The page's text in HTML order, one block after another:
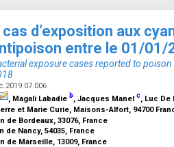
cas d’exposition aux
entre le 01/
exposure cases reported to
, Magali Labadie b, Jacques Manel c, Luc De
et Marie Curie, Maisons-Alfort, 94700
de Bordeaux, 33076, France
de Nancy, 54035, France
de Marseille, 13009, France